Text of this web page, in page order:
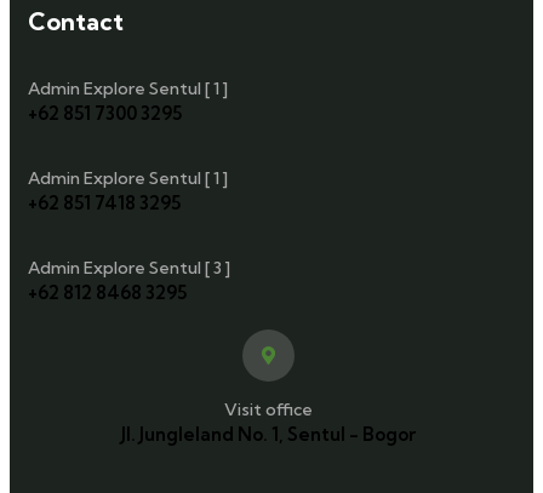
Contact
Admin Explore Sentul [ 1 ]
+62 851 7300 3295
Admin Explore Sentul [ 1 ]
+62 851 7418 3295
Admin Explore Sentul [ 3 ]
+62 812 8468 3295
Visit office
Jl. Jungleland No. 1, Sentul - Bogor